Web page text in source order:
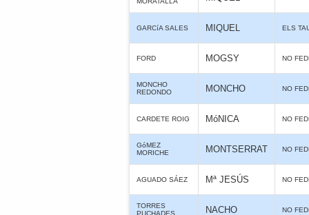
GARCíA SALES MIQUEL ELS
FORD MOGSY NO
MONCHO
REDONDO
MONCHO NO
CARDETE ROIG MóNICA NO
GóMEZ
MORICHE
MONTSERRAT NO
AGUADO SÁEZ Mª JESÚS NO
TORRES
PUCHADES
NACHO NO